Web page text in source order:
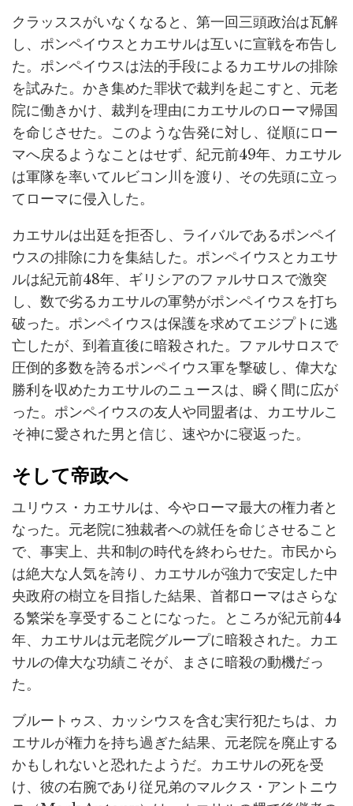
クラッススがいなくなると、第一回三頭政治は瓦解
し、ポンペイウスとカエサルは互いに宣戦を布告し
た。ポンペイウスは法的手段によるカエサルの排除
を試みた。かき集めた罪状で裁判を起こすと、元老
院に働きかけ、裁判を理由にカエサルのローマ帰国
を命じさせた。このような告発に対し、従順にロー
マへ戻るようなことはせず、紀元前49年、カエサル
は軍隊を率いてルビコン川を渡り、その先頭に立っ
てローマに侵入した。
カエサルは出廷を拒否し、ライバルであるポンペイ
ウスの排除に力を集結した。ポンペイウスとカエサ
ルは紀元前48年、ギリシアのファルサロスで激突
し、数で劣るカエサルの軍勢がポンペイウスを打ち
破った。ポンペイウスは保護を求めてエジプトに逃
亡したが、到着直後に暗殺された。ファルサロスで
圧倒的多数を誇るポンペイウス軍を撃破し、偉大な
勝利を収めたカエサルのニュースは、瞬く間に広が
った。ポンペイウスの友人や同盟者は、カエサルこ
そ神に愛された男と信じ、速やかに寝返った。
そして帝政へ
ユリウス・カエサルは、今やローマ最大の権力者と
なった。元老院に独裁者への就任を命じさせること
で、事実上、共和制の時代を終わらせた。市民から
は絶大な人気を誇り、カエサルが強力で安定した中
央政府の樹立を目指した結果、首都ローマはさらな
る繁栄を享受することになった。ところが紀元前44
年、カエサルは元老院グループに暗殺された。カエ
サルの偉大な功績こそが、まさに暗殺の動機だっ
た。
ブルートゥス、カッシウスを含む実行犯たちは、カ
エサルが権力を持ち過ぎた結果、元老院を廃止する
かもしれないと恐れたようだ。カエサルの死を受
け、彼の右腕であり従兄弟のマルクス・アントニウ